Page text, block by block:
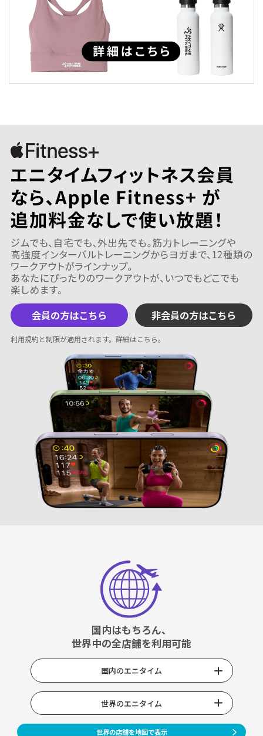
会員の方はこちら 非会員の方はこちら
利用規約と制限が適用されます。 詳細はこちら。
国内はもちろん、
世界中の全店舗を利用可能
国内のエニタイム
世界のエニタイム
世界の店舗を地図で表示